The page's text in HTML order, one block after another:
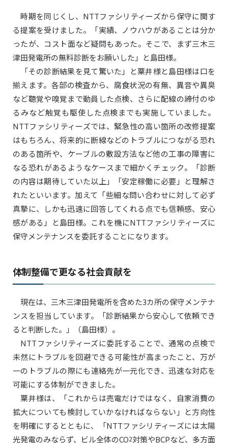
時期を同じくし、NTTファシリティーズから保守に関す
る提案を受けました。「実績、ノウハウがあることは分か
ったが、コスト面など疑問もあった。そこで、まず三木三
津田発電所の無料診断をお願いした」と島田様。
「その診断結果を見て驚いた」と粟井様と島田様は口を
揃えます。各部の検査から、腐食状況の有無、異音や異臭
など聴覚や嗅覚まで動員した点検、さらに配線の締付のゆ
るみなど触覚も駆使した点検までも実施していました。
NTTファシリティーズでは、緊急性の高い箇所の改修提案
はもちろん、将来的に断線などのトラブルにつながる恐れ
のある箇所や、ケーブルの敷設方法など他の工事の障害に
なる恐れがあるようなケースまで細かくチェック。「診断
の内容は期待していた以上」「安定稼働に必要」と理解さ
れたといいます。加えて「些細な問い合わせに対して必ず
真摯に、しかも迅速に回答してくれる点でも信頼感、安心
感がある」と島田様。これを機にNTTファシリティーズに
保守メンテナンスを委託することになります。
体制整備で更なる社会貢献を
現在は、三木三津田発電所を含めた3カ所の保守メンテナ
ンスを担当しています。「診断結果から安心して依頼でき
ると判断した。」（島田様）。
NTTファシリティーズに委託することで、通常の点検で
未然にトラブルを回避できる可能性が高まったこと、万が
一のトラブルの際にも連絡先が一元化でき、迅速な対応を
可能にする体制ができました。
粟井様は、「これからは売電だけではなく、自家消費の
拡大についても検討していかなければならない」と方向性
を明確にするとともに、「NTTファシリティーズには太陽
光発電のみならず、ビル全体のCO2対策やBCPなど、多方面